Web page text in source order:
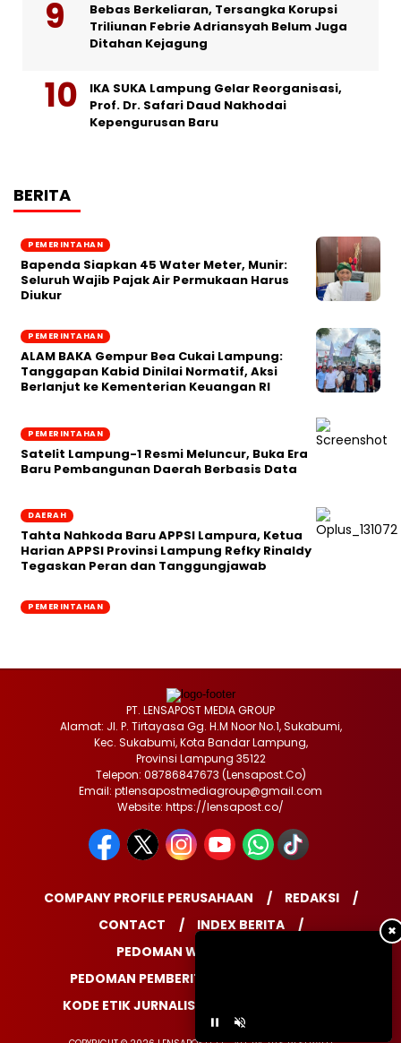
Bebas Berkeliaran, Tersangka Korupsi
Triliunan Febrie Adriansyah Belum Juga
Ditahan Kejagung
IKA SUKA Lampung Gelar Reorganisasi,
Prof. Dr. Safari Daud Nakhodai
Kepengurusan Baru
BERITA
PEMERINTAHAN
‎Bapenda Siapkan 45 Water Meter, Munir:
Seluruh Wajib Pajak Air Permukaan Harus
Diukur
PEMERINTAHAN
ALAM BAKA Gempur Bea Cukai Lampung:
Tanggapan Kabid Dinilai Normatif, Aksi
Berlanjut ke Kementerian Keuangan RI
PEMERINTAHAN
Satelit Lampung-1 Resmi Meluncur, Buka Era
Baru Pembangunan Daerah Berbasis Data
DAERAH
Tahta Nahkoda Baru APPSI Lampura, Ketua
Harian APPSI Provinsi Lampung Refky Rinaldy
Tegaskan Peran dan Tanggungjawab
PEMERINTAHAN
✖
PT. LENSAPOST MEDIA GROUP
Alamat: Jl. P. Tirtayasa Gg. H.M Noor No.1, Sukabumi,
Kec. Sukabumi, Kota Bandar Lampung,
Provinsi Lampung 35122
Telepon: 08786847673 (Lensapost.Co)
Email: ptlensapostmediagroup@gmail.com
Website: https://lensapost.co/
COMPANY PROFILE PERUSAHAAN
REDAKSI
CONTACT
INDEX BERITA
PEDOMAN WARTAWAN
PEDOMAN PEMBERITAAN MEDIA SIBER
KODE ETIK JURNALISTIK